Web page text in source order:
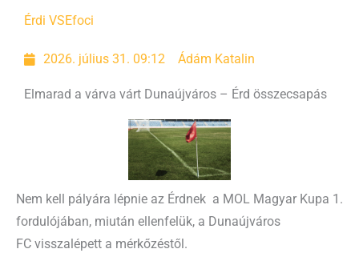
Érdi VSEfoci
2026. július 31. 09:12 Ádám Katalin
Elmarad a várva várt Dunaújváros – Érd összecsapás
Nem kell pályára lépnie az Érdnek a MOL Magyar Kupa 1.
fordulójában, miután ellenfelük, a Dunaújváros
FC visszalépett a mérkőzéstől.